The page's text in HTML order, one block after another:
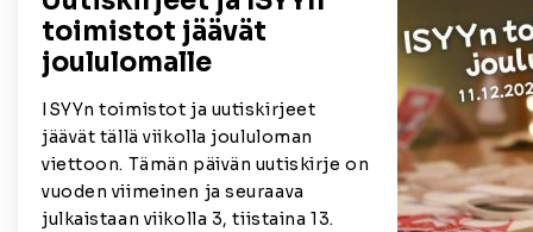
toimistot jäävät
joululomalle
ISYYn toimistot ja uutiskirjeet
jäävät tällä viikolla joululoman
viettoon. Tämän päivän uutiskirje on
vuoden viimeinen ja seuraava
julkaistaan viikolla 3, tiistaina 13.